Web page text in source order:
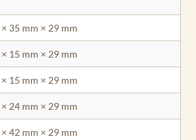
35 mm × 29 mm
15 mm × 29 mm
15 mm × 29 mm
24 mm × 29 mm
42 mm × 29 mm